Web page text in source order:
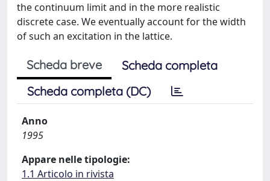
the continuum limit and in the more realistic
discrete case. We eventually account for the width
of such an excitation in the lattice.
Scheda breve
Scheda completa
Scheda completa (DC)
Anno
1995
Appare nelle tipologie:
1.1 Articolo in rivista